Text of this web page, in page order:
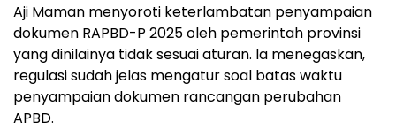
Aji Maman menyoroti keterlambatan penyampaian
dokumen RAPBD-P 2025 oleh pemerintah provinsi
yang dinilainya tidak sesuai aturan. Ia menegaskan,
regulasi sudah jelas mengatur soal batas waktu
penyampaian dokumen rancangan perubahan
APBD.